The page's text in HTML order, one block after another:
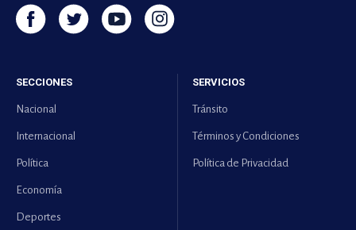
SECCIONES
Nacional
Internacional
Política
Economía
Deportes
SERVICIOS
Tránsito
Términos y Condiciones
Política de Privacidad